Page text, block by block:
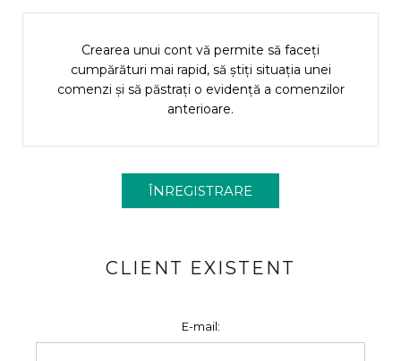
Crearea unui cont vă permite să faceți
cumpărături mai rapid, să știți situația unei
comenzi și să păstrați o evidență a comenzilor
anterioare.
CLIENT EXISTENT
E-mail: